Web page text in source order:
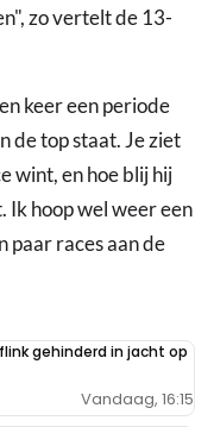
zo vertelt de 13-
keer een periode
de top staat. Je ziet
wint, en hoe blij hij
Ik hoop wel weer een
paar races aan de
gehinderd in jacht op
Vandaag, 16:15